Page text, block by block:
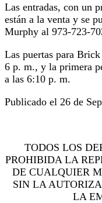
Las entradas, con un
están a la venta y se
Murphy al 973-723-
Las puertas para
6 p. m., y la primera
a las 6:10 p. m.
Publicado el 26 de
TODOS LOS
PROHIBIDA LA
DE CUALQUIER
SIN LA
LA